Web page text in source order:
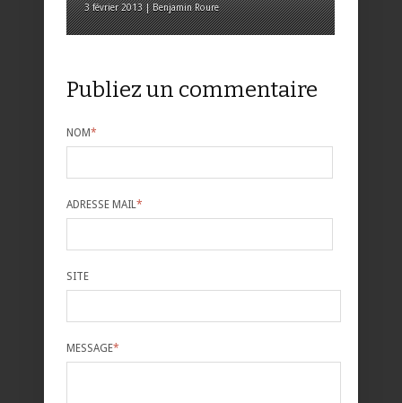
3 février 2013 | Benjamin Roure
Publiez un commentaire
NOM*
ADRESSE MAIL*
SITE
MESSAGE*